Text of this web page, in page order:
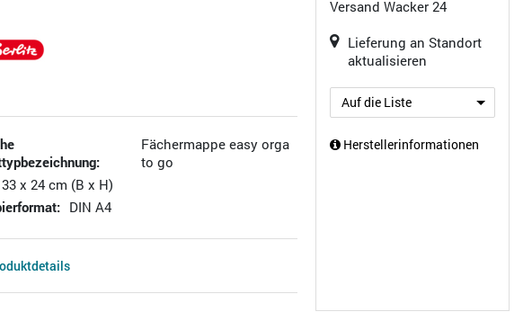
Fächermappe easy orga
to go
33 x 24 cm (B x H)
DIN A4
Versand Wacker 24
Lieferung an Standort
aktualisieren
Auf die Liste
Herstellerinformationen